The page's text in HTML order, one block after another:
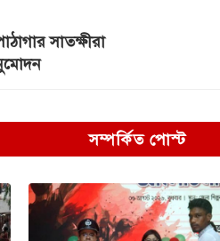
সাতক্ষীরা
সম্পর্কিত পোস্ট